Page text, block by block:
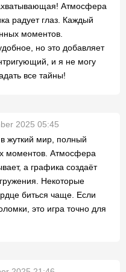
Атмосфера
радует глаз. Каждый
моментов.
но это добавляет
и я не могу
все тайны!
2025 05:45
жуткий мир, полный
моментов. Атмосфера
а графика создаёт
Некоторые
биться чаще. Если
это игра точно для